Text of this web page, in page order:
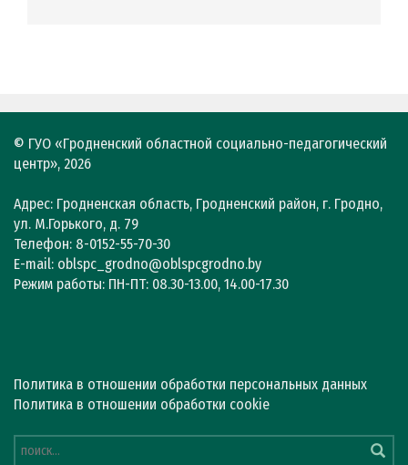
© ГУО «Гродненский областной социально-педагогический
центр», 2026
Адрес: Гродненская область, Гродненский район, г. Гродно,
ул. М.Горького, д. 79
Телефон: 8-0152-55-70-30
E-mail: oblspc_grodno@oblspcgrodno.by
Режим работы: ПН-ПТ: 08.30-13.00, 14.00-17.30
Политика в отношении обработки персональных данных
Политика в отношении обработки cookie